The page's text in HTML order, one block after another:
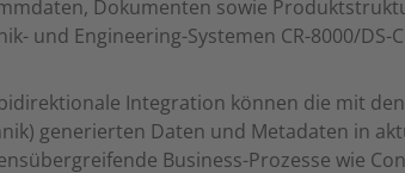
Dokumenten sowie
und Engineering-Systemen CR-8000/DS-
Integration können die mit
generierten Daten und Metadaten in
Business-Prozesse wie